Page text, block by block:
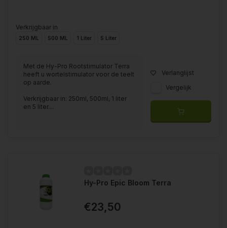
Verkrijgbaar in
250 ML 500 ML 1 Liter 5 Liter
Met de Hy-Pro Rootstimulator Terra
heeft u wortelstimulator voor de teelt
op aarde.
Verkrijgbaar in: 250ml, 500ml, 1 liter
en 5 liter....
Verlanglijst
Vergelijk
Hy-Pro Epic Bloom Terra
€23,50